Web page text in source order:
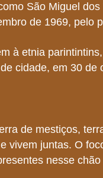
São Miguel
de 1969, pelo
à etnia
cidade, em 30 de
de mestiços,
vivem juntas. O
nesse